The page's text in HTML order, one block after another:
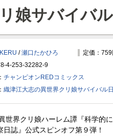
娘サバイバ
/瀬口たかひろ
定価：
4-253-32282-9
チャンピオンREDコミックス
織津江大志の異世界クリ娘サバイバル
世界クリ娘ハーレム譚『科学的
日誌』公式スピンオフ第９弾！